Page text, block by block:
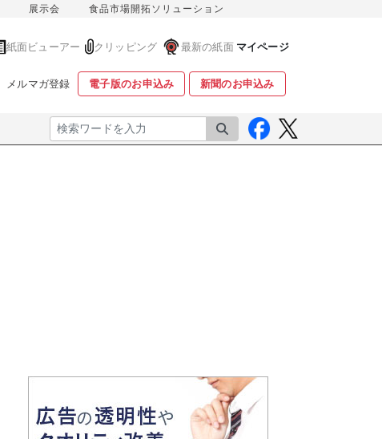
展示会 食品市場開拓ソリューション
紙面ビューアー クリッピング 最新の紙面 マイページ
メルマガ登録 電子版のお申込み 新聞のお申込み
検索